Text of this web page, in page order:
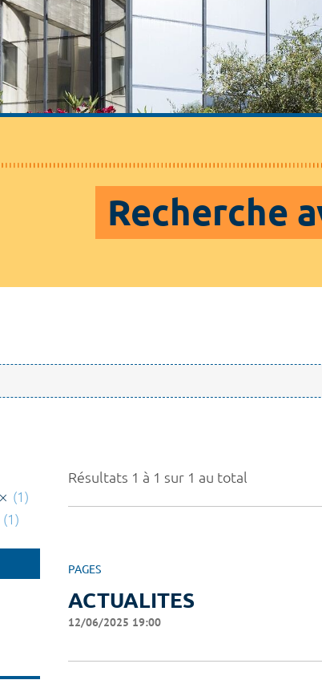
Recherche
Résultats 1 à 1 sur 1 au total
PAGES
ACTUALITES
12/06/2025 19:00
(1)
(1)